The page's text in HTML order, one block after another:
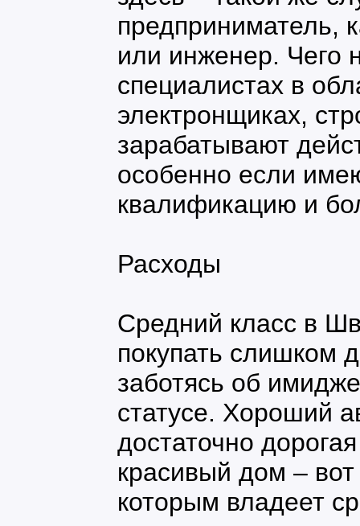
предприниматель,
или инженер. Чего
специалистах в
электронщиках,
зарабатывают
особенно если
квалификацию и
Расходы
Средний класс в
покупать слишком
заботясь об
статусе. Хороший
достаточно
красивый дом –
которым владеет